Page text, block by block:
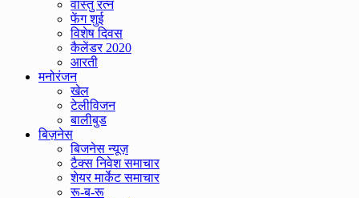
वास्तु रत्न
फेंग शुई
विशेष दिवस
कैलेंडर 2020
आरती
मनोरंजन
खेल
टेलीविजन
बालीबुड
बिज़नेस
बिजनेस न्यूज़
टैक्स निवेश समाचार
शेयर मार्केट समाचार
रू-ब-रू